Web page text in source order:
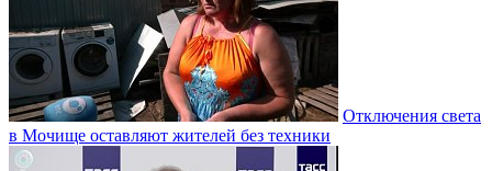
Отключения света
в Мочище оставляют жителей без техники